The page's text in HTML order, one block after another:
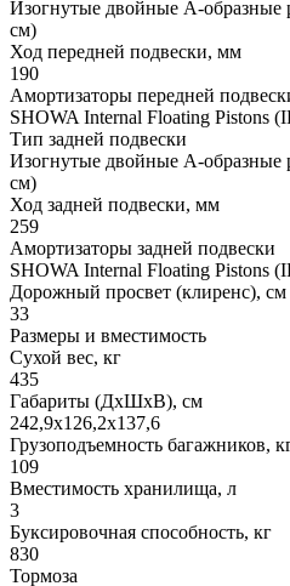
Изогнутые двойные А-образные
см)
Ход передней подвески, мм
190
Амортизаторы передней
SHOWA Internal Floating Pistons
Тип задней подвески
Изогнутые двойные А-образные
см)
Ход задней подвески, мм
259
Амортизаторы задней подвески
SHOWA Internal Floating Pistons
Дорожный просвет (клиренс), см
33
Размеры и вместимость
Сухой вес, кг
435
Габариты (ДхШхВ), см
242,9x126,2x137,6
Грузоподъемность багажников,
109
Вместимость хранилища, л
3
Буксировочная способность, кг
830
Тормоза